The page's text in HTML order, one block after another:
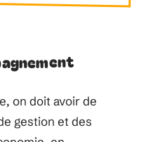
on doit avoir de
gestion et des